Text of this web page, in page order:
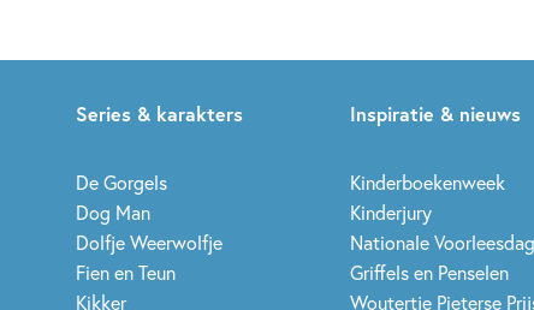
Series & karakters
De Gorgels
Dog Man
Dolfje Weerwolfje
Fien en Teun
Kikker
Inspiratie & nieuws
Kinderboekenweek
Kinderjury
Nationale
Griffels en Penselen
Woutertje Pieterse